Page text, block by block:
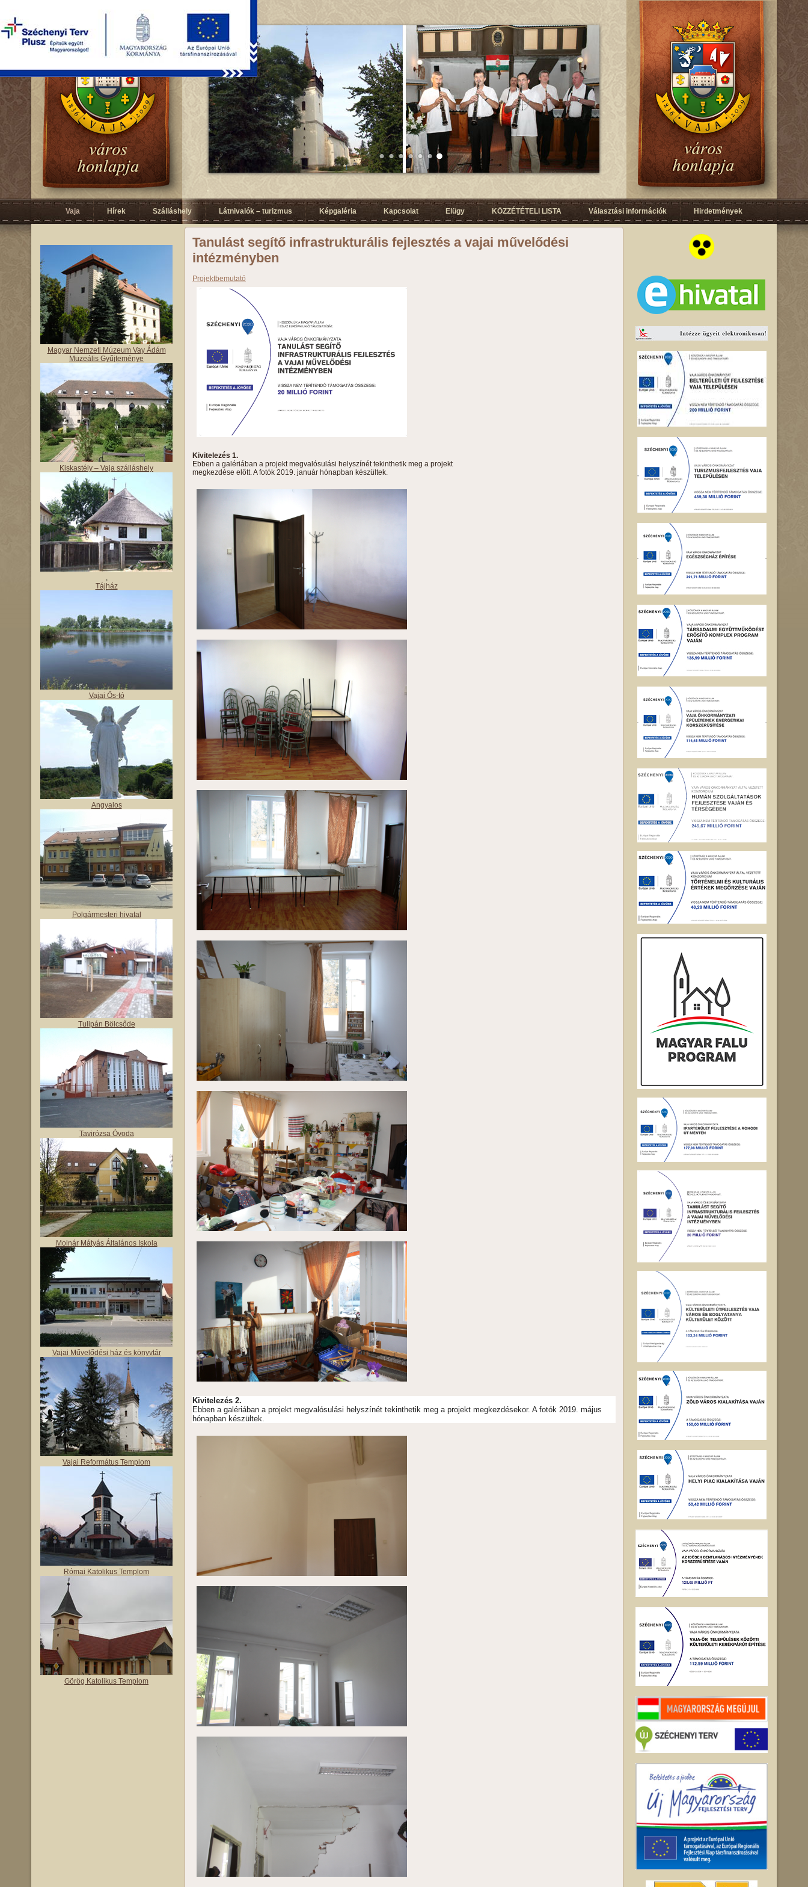
Vaja Hírek Szálláshely Látnivalók – turizmus Képgaléria Kapcsolat Elügy KÖZZÉTÉTELI LISTA Választási információk Hirdetmények
Magyar Nemzeti Múzeum Vay Ádám
Muzeális Gyűjteménye
Kiskastély – Vaja szálláshely
,
Tájház
Vajai Ős-tó
Angyalos
Polgármesteri hivatal
Tulipán Bölcsőde
Tavirózsa Óvoda
Molnár Mátyás Általános Iskola
Vajai Művelődési ház és könyvtár
Vajai Református Templom
Római Katolikus Templom
Görög Katolikus Templom
Tanulást segítő infrastrukturális fejlesztés a vajai művelődési
intézményben
Projektbemutató
Kivitelezés 1.
Ebben a galériában a projekt megvalósulási helyszínét tekinthetik meg a projekt
megkezdése előtt. A fotók 2019. január hónapban készültek.
Kivitelezés 2.
Ebben a galériában a projekt megvalósulási helyszínét tekinthetik meg a projekt megkezdésekor. A fotók 2019. május
hónapban készültek.